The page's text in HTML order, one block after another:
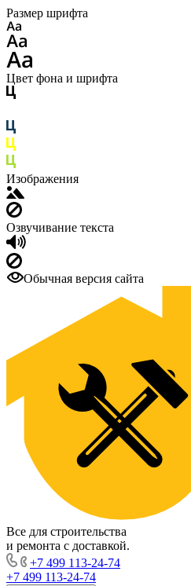
Размер шрифта
Цвет фона и шрифта
Изображения
Озвучивание текста
Обычная версия сайта
Все для строительства
и ремонта с доставкой.
+7 499 113-24-74
+7 499 113-24-74